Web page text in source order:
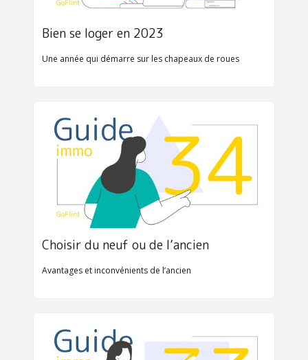
Bien se loger en 2023
Une année qui démarre sur les chapeaux de roues
Choisir du neuf ou de l’ancien
Avantages et inconvénients de l’ancien